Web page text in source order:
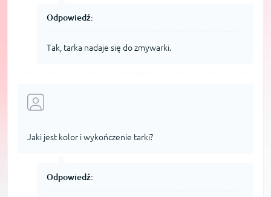
Odpowiedź:
Tak, tarka nadaje się do zmywarki.
Jaki jest kolor i wykończenie tarki?
Odpowiedź: